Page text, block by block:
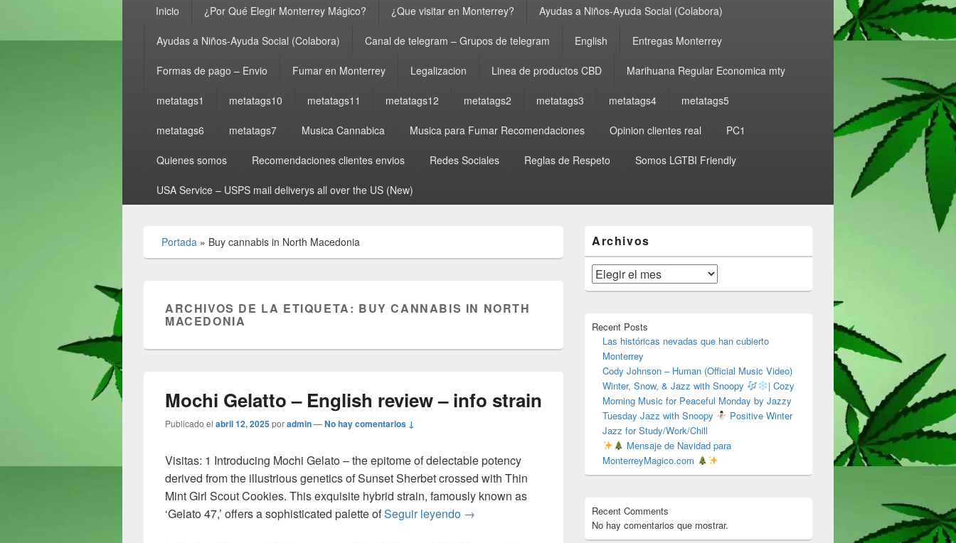
principalInicio ¿Por Qué Elegir Monterrey Mágico? ¿Que visitar en Monterrey? Ayudas a Niños-Ayuda Social (Colabora)
Ayudas a Niños-Ayuda Social (Colabora) Canal de telegram – Grupos de telegram English Entregas Monterrey
Formas de pago – Envio Fumar en Monterrey Legalizacion Linea de productos CBD Marihuana Regular Economica mty
metatags1 metatags10 metatags11 metatags12 metatags2 metatags3 metatags4 metatags5
metatags6 metatags7 Musica Cannabica Musica para Fumar Recomendaciones Opinion clientes real PC1
Quienes somos Recomendaciones clientes envios Redes Sociales Reglas de Respeto Somos LGTBI Friendly
USA Service – USPS mail deliverys all over the US (New)
Portada » Buy cannabis in North Macedonia
ARCHIVOS DE LA ETIQUETA: BUY CANNABIS IN NORTH
MACEDONIA
Mochi Gelatto – English review – info strain
Publicado el abril 12, 2025poradmin—No hay comentarios ↓
Visitas: 1 Introducing Mochi Gelato – the epitome of delectable potency
derived from the illustrious genetics of Sunset Sherbet crossed with Thin
Mint Girl Scout Cookies. This exquisite hybrid strain, famously known as
‘Gelato 47,’ offers a sophisticated palette ofSeguir leyendo Mochi Gelatto – English review – info strain
→
área
de
widget
barra
lateral
Archivos
Archivos
Recent Posts
Las históricas nevadas que han cubierto
Monterrey
Cody Johnson – Human (Official Music Video)
Winter, Snow, & Jazz with Snoopy
| Cozy
Morning Music for Peaceful Monday by Jazzy
Tuesday Jazz with Snoopy
Positive Winter
Jazz for Study/Work/Chill
Mensaje de Navidad para
MonterreyMagico.com
Recent Comments
No hay comentarios que mostrar.